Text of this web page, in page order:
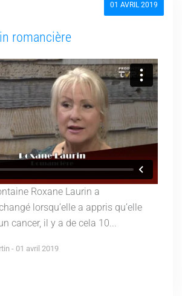
01 AVRIL 2019
romancière
Roxane Laurin a
lorsqu’elle a appris qu’elle
cancer, il y a de cela 10...
- 01 avril 2019